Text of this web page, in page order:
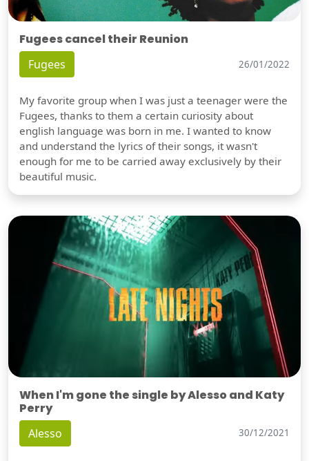
Fugees cancel their Reunion
Fugees 26/01/2022
My favorite group when I was just a teenager were the
Fugees, thanks to them a certain curiosity about
english language was born in me. I wanted to know
and understand the lyrics of their songs, it wasn't
enough for me to be carried away exclusively by their
beautiful music.
When I'm gone the single by Alesso and Katy
Perry
Alesso 30/12/2021